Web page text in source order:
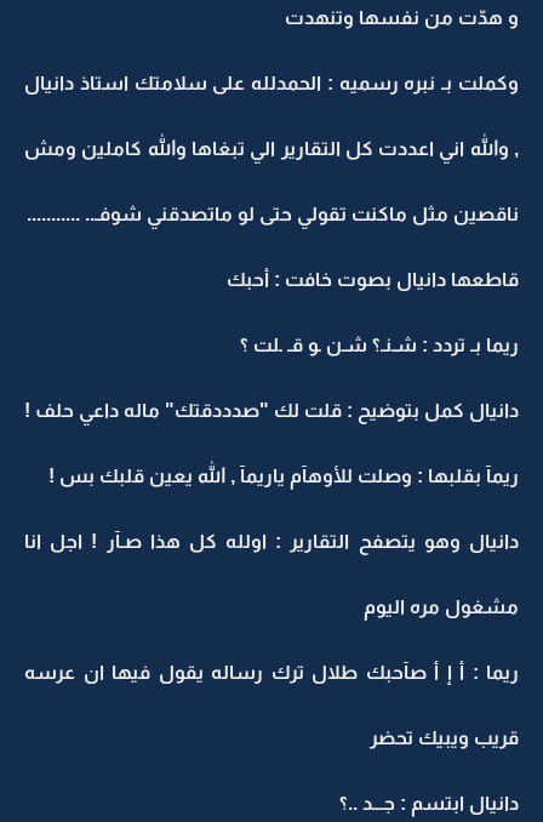
و هدّت من نفسها وتنهدت
وكملت بـ نبره رسميه : الحمدلله على سلامتك استاذ دانيال
, والله اني اعددت كل التقارير الي تبغاها والله كاملين ومش
ناقصين مثل ماكنت تقولي حتى لو ماتصدقني شوفـ.. ...........
قاطعها دانيال بصوت خافت : أحبك
ريما بـ تردد : شـنـ؟ شـن ـو قـ ـلت ؟
دانيال كمل بتوضيح : قلت لك "صدددقتك" ماله داعي حلف !
ريمآ بقلبها : وصلت للأوهآم ياريمآ , الله يعين قلبك بس !
دانيال وهو يتصفح التقارير : اولله كل هذا صـآر ! اجل انا
مشغول مره اليوم
ريما : أ إ أ صآحبك طلال ترك رساله يقول فيها ان عرسه
قريب ويبيك تحضر
دانيال ابتسم : جـــد ..؟